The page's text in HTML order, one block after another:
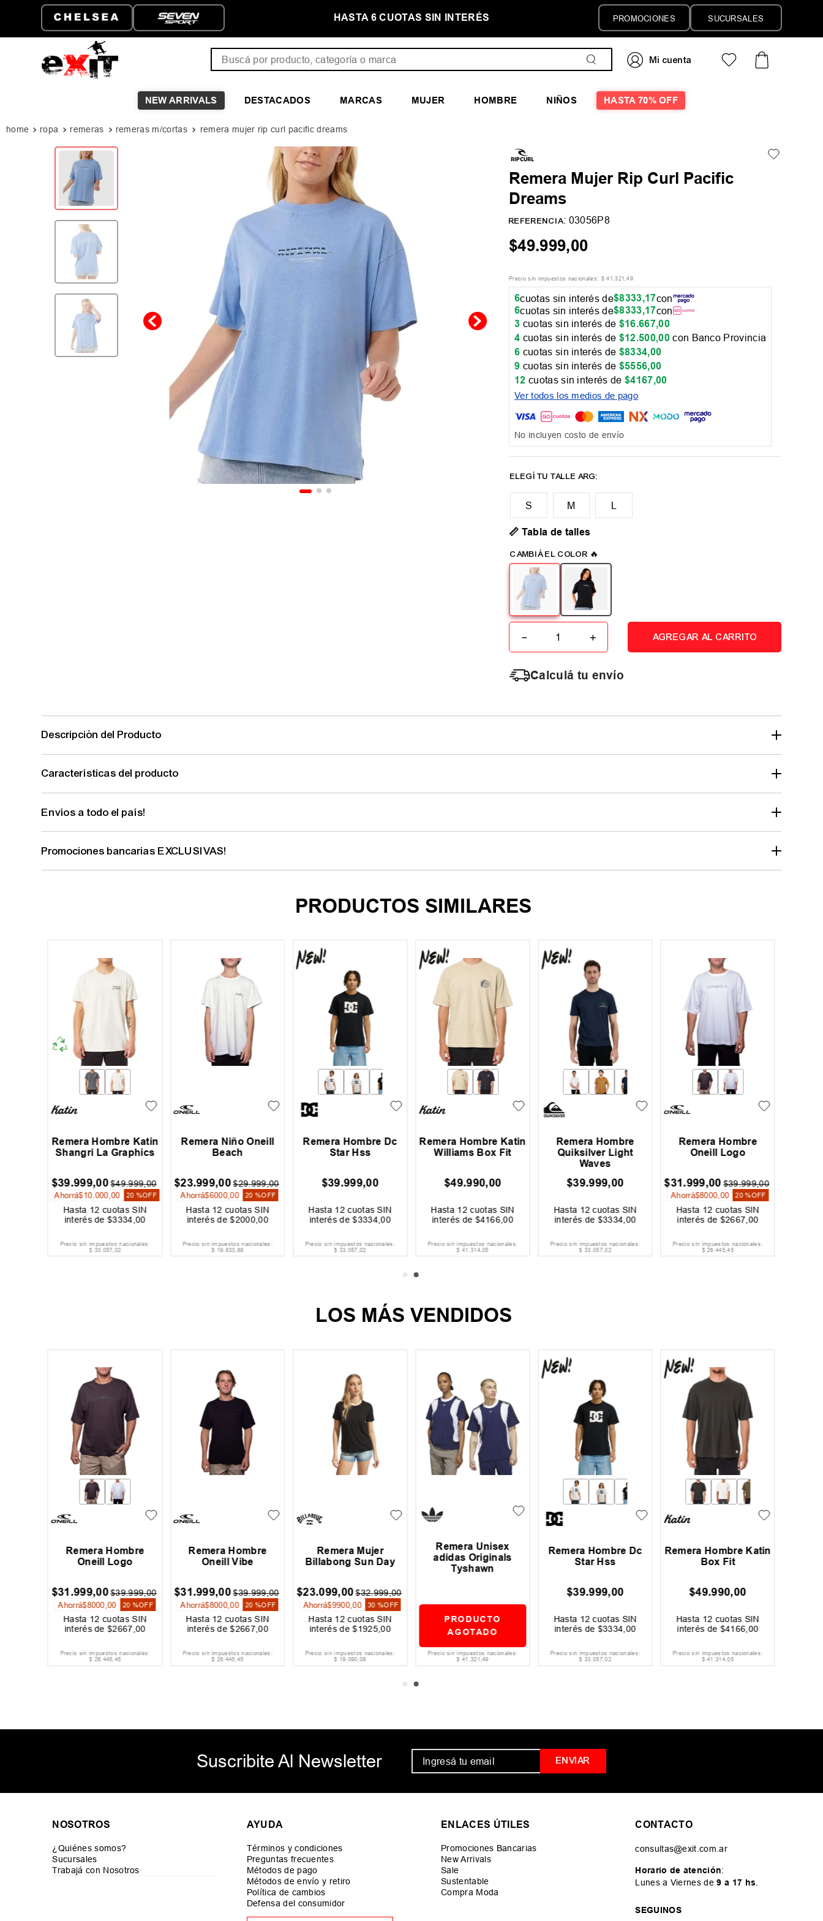
ENVÍO GRATIS A PARTIR DE
$149.999
HASTA 6 CUOTAS SIN INTERÉS PROMOCIONES SUCURSALES
NEW ARRIVALS DESTACADOS MARCAS MUJER HOMBRE NIÑOS HASTA 70% OFF
ropa remeras remeras m/cortas remera mujer rip curl pacific dreams
Remera Mujer Rip Curl Pacific
Dreams
REFERENCIA: 03056P8
$49.999,00
Precio sin impuestos nacionales: $ 41.321,49
6cuotas sin interés de$8333,17con
6cuotas sin interés de$8333,17con
3 cuotas sin interés de $16.667,00
4 cuotas sin interés de $12.500,00 con Banco Provincia
6 cuotas sin interés de $8334,00
9 cuotas sin interés de $5556,00
12 cuotas sin interés de$4167,00
Ver todos los medios de pago
No incluyen costo de envío
M L
📏 Tabla de talles
＋
－ AGREGAR AL CARRITO
Calculá tu envío
Descripción del Producto
Características del producto
Envíos a todo el país!
Promociones bancarias EXCLUSIVAS!
PRODUCTOS SIMILARES
Remera Hombre Katin
Shangri La Graphics
$39.999,00 $49.999,00
Ahorrá$10.000 ,00 20 %OFF
Hasta 12 cuotas SIN
interés de$3334 ,00
Precio sin impuestos nacionales:
$ 33.057,02
Remera Niño Oneill
Beach
$23.999,00 $29.999,00
Ahorrá$6000,00 20 %OFF
Hasta 12 cuotas SIN
interés de$2000 ,00
Precio sin impuestos nacionales:
$ 19.833,88
Remera Hombre Dc
Star Hss
$39.999,00
Hasta 12 cuotas SIN
interés de$3334 ,00
Precio sin impuestos nacionales:
$ 33.057,02
Remera Hombre Katin
Williams Box Fit
$49.990,00
Hasta 12 cuotas SIN
interés de $4166 ,00
Precio sin impuestos nacionales:
$ 41 .314,05
Remera Hombre
Quiksilver Light
Waves
$39.999,00
Hasta 12 cuotas SIN
interés de$3334 00
Precio sin impuestos nacionales:
$ 33.057,02
Remera Hombre
Oneill Logo
$31.999,00 $39.999,00
Ahorrá$8000,00 20 %OFF
Hasta 12 cuotas SIN
interés de$2667 ,00
Precio sin impuestos nacionales:
$ 26.445,45
LOS MÁS VENDIDOS
Remera Hombre
Oneill Logo
$31.999,00 $39.999,00
Ahorrá$8000 ,00 20 %OFF
Hasta 12 cuotas SIN
interés de$2667,00
Precio sin impuestos nacionales:
$ 26.445,45
Remera Hombre
Oneill Vibe
$31.999,00 $39.999,00
Ahorrá$8000,00 20 %OFF
Hasta 12 cuotas SIN
interés de$2667,00
Precio sin impuestos nacionales:
$ 26.445,45
Remera Mujer
Billabong Sun Day
$23.099,00 $32.999,00
Ahorrá$9900,00 30 %OFF
Hasta 12 cuotas SIN
interés de$1925,00
Precio sin impuestos nacionales:
$ 19.090,08
Remera Unisex
adidas Originals
Tyshawn
PRODUCTO
AGOTADO
Precio sin impuestos nacionales:
$ 41 .321,49
Remera Hombre Dc
Star Hss
$39.999,00
Hasta 12 cuotas SIN
interés de$3334,00
Precio sin impuestos nacionales:
$ 33.057,02
Remera Hombre Katin
Box Fit
$49.990,00
Hasta 12 cuotas SIN
interés de$4166,00
Precio sin impuestos nacionales:
$ 41 .314,05
Suscribite Al Newsletter ENVIAR
NOSOTROS
¿Quiénes somos?
Sucursales
Trabajá con Nosotros
AYUDA
Términos y condiciones
Preguntas frecuentes
Métodos de pago
Métodos de envío y retiro
Política de cambios
Defensa del consumidor
ENLACES ÚTILES
Promociones Bancarias
New Arrivals
Sale
Sustentable
Compra Moda
CONTACTO
consultas@exit.com.ar
Horario de atención:
Lunes a Viernes de9 a 17 hs
SEGUINOS